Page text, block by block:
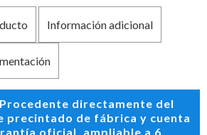
Información adicional
Procedente directamente del
precintado de fábrica y cuenta
oficial, ampliable a 6